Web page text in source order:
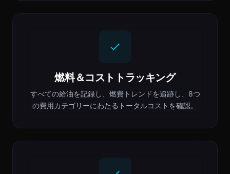
燃料＆コストトラッキング
すべての給油を記録し、燃費トレンドを追跡し、8つ
の費用カテゴリーにわたるトータルコストを確認。